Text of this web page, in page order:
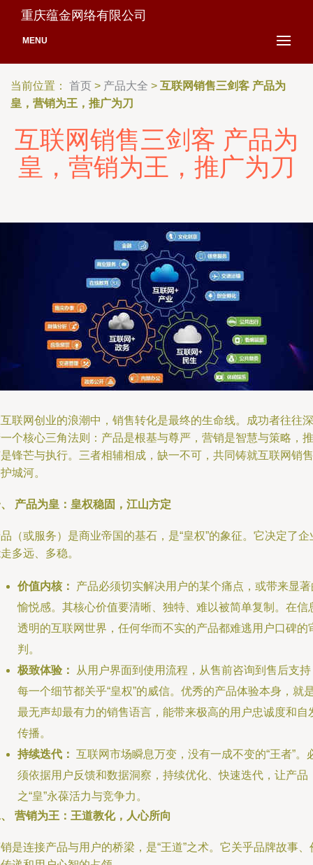
重庆蕴金网络有限公司
MENU
当前位置： 首页 > 产品大全 > 互联网销售三剑客 产品为
皇，营销为王，推广为刀
互联网销售三剑客 产品为
皇，营销为王，推广为刀
联网创业的浪潮中，销售转化是最终的生命线。成功者往往深
个核心三角法则：产品是根基与尊严，营销是智慧与策略，推
锋芒与执行。三者相辅相成，缺一不可，共同铸就互联网销售
城河。
产品为皇：皇权稳固，江山方定
（或服务）是商业帝国的基石，是“皇权”的象征。它决定了企
多远、多稳。
价值内核：
产品必须切实解决用户的某个痛点，或带来显著
愉悦感。其核心价值要清晰、独特、难以被简单复制。在信
透明的互联网世界，任何华而不实的产品都难逃用户口碑的
判。
极致体验：
从用户界面到使用流程，从售前咨询到售后支持
每一个细节都关乎“皇权”的威信。优秀的产品体验本身，就
最无声却最有力的销售语言，能带来极高的用户忠诚度和自
传播。
持续迭代： 互联网市场瞬息万变，没有一成不变的“王者”。
须依据用户反馈和数据洞察，持续优化、快速迭代，让产品
之“皇”永葆活力与竞争力。
营销为王：王道教化，人心所向
是连接产品与用户的桥梁，是“王道”之术。它关乎品牌故事、